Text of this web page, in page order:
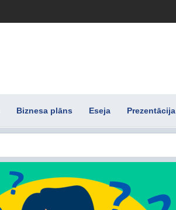
Biznesa plāns Eseja Prezentācija